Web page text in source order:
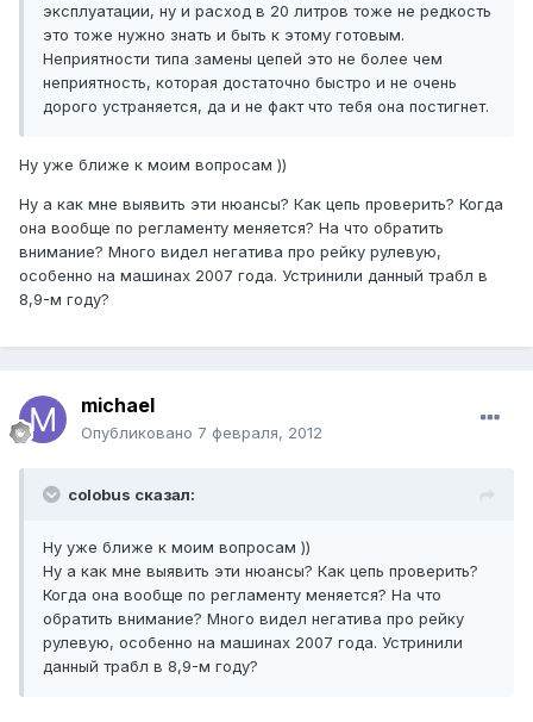
эксплуатации, ну и расход в 20 литров тоже не редкость
это тоже нужно знать и быть к этому готовым.
Неприятности типа замены цепей это не более чем
неприятность, которая достаточно быстро и не очень
дорого устраняется, да и не факт что тебя она постигнет.
Ну уже ближе к моим вопросам ))
Ну а как мне выявить эти нюансы? Как цепь проверить? Когда
она вообще по регламенту меняется? На что обратить
внимание? Много видел негатива про рейку рулевую,
особенно на машинах 2007 года. Устринили данный трабл в
8,9-м году?
michael
Опубликовано 7 февраля, 2012
colobus сказал:
Ну уже ближе к моим вопросам ))
Ну а как мне выявить эти нюансы? Как цепь проверить?
Когда она вообще по регламенту меняется? На что
обратить внимание? Много видел негатива про рейку
рулевую, особенно на машинах 2007 года. Устринили
данный трабл в 8,9-м году?